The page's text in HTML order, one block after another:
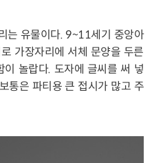
는 유물이다. 9~11세기 중앙아
가장자리에 서체 문양을 두른
놀랍다. 도자에 글씨를 써 넣
통은 파티용 큰 접시가 많고 주